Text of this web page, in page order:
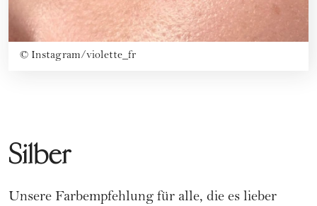
© Instagram/violette_fr
Silber
Unsere Farbempfehlung für alle, die es lieber